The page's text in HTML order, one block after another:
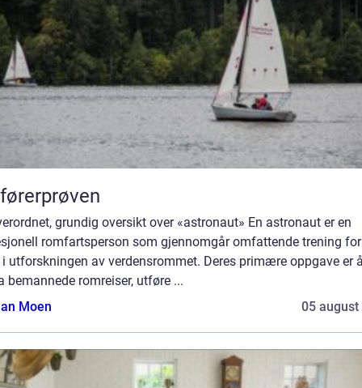
grundig oversikt over «astronaut» En astronaut er en
romfartsperson som gjennomgår omfattende trening
utforskningen av verdensrommet. Deres primære oppgave er
bemannede romreiser, utføre ...
Moen
05 august